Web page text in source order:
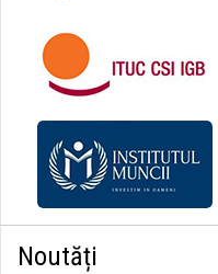
Noutăți